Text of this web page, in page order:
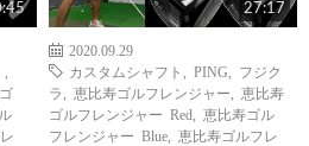
27:17
2020.09.29
カスタムシャフト
PING
フジク
ラ
恵比寿ゴルフレンジャー
恵比寿
ゴルフレンジャー Red
恵比寿ゴル
フレンジャー Blue
恵比寿ゴルフレ